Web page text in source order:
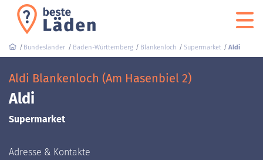
Bundesländer Baden-Württemberg Blankenloch Supermarket Aldi
Aldi Blankenloch (Am Hasenbiel 2)
Aldi
Supermarket
Adresse & Kontakte